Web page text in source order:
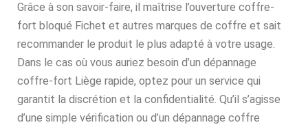
Grâce à son savoir-faire, il maîtrise l’ouverture coffre-
fort bloqué Fichet et autres marques de coffre et sait
recommander le produit le plus adapté à votre usage.
Dans le cas où vous auriez besoin d’un dépannage
coffre-fort Liège rapide, optez pour un service qui
garantit la discrétion et la confidentialité. Qu’il s’agisse
d’une simple vérification ou d’un dépannage coffre